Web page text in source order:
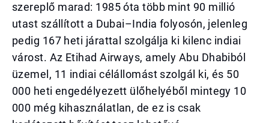
szereplő marad: 1985 óta több mint 90 millió
utast szállított a Dubai–India folyosón, jelenleg
pedig 167 heti járattal szolgálja ki kilenc indiai
várost. Az Etihad Airways, amely Abu Dhabiból
üzemel, 11 indiai célállomást szolgál ki, és 50
000 heti engedélyezett ülőhelyéből mintegy 10
000 még kihasználatlan, de ez is csak